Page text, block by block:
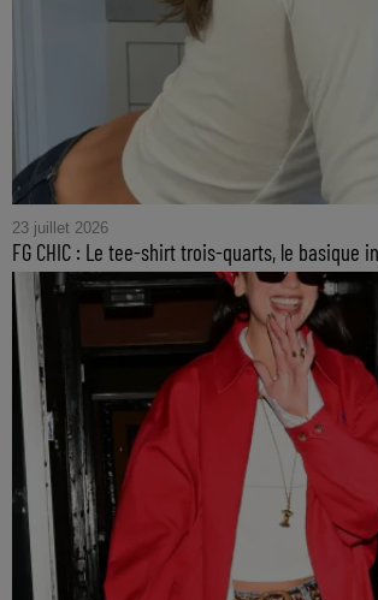
23 juillet 2026
FG CHIC : Le tee-shirt trois-quarts, le basique